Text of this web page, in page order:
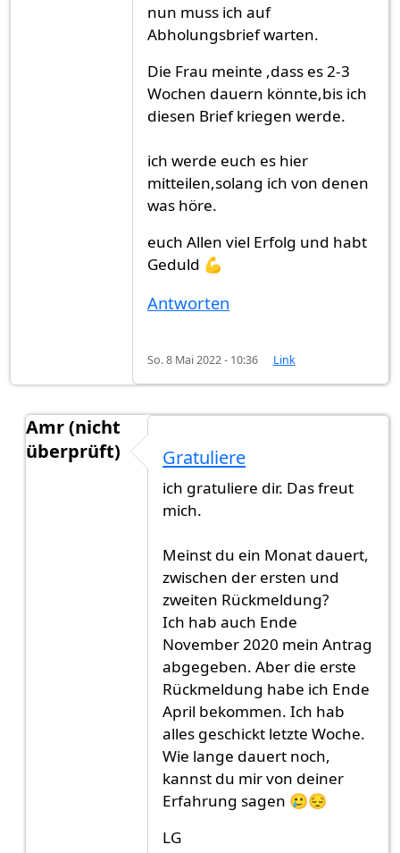
nun muss ich auf
Abholungsbrief warten.
Die Frau meinte ,dass es 2-3
Wochen dauern könnte,bis ich
diesen Brief kriegen werde.
ich werde euch es hier
mitteilen,solang ich von denen
was höre.
euch Allen viel Erfolg und habt
Geduld 💪
Antworten
So. 8 Mai 2022 - 10:36 Link
Amr (nicht
überprüft)
Mein Antrag habe ich Ende…
Gratuliere
ich gratuliere dir. Das freut
mich.
Meinst du ein Monat dauert,
zwischen der ersten und
zweiten Rückmeldung?
Ich hab auch Ende
November 2020 mein Antrag
abgegeben. Aber die erste
Rückmeldung habe ich Ende
April bekommen. Ich hab
alles geschickt letzte Woche.
Wie lange dauert noch,
kannst du mir von deiner
Erfahrung sagen 🥲😔
LG